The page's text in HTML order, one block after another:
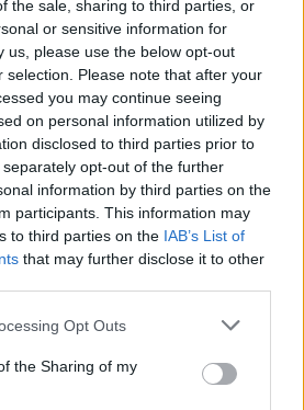
the sale, sharing to third parties, or
or sensitive information for
us, please use the below opt-out
selection. Please note that after your
you may continue seeing
on personal information utilized by
disclosed to third parties prior to
opt-out of the further
information by third parties on the
participants. This information may
to third parties on the IAB’s List of
that may further disclose it to other
Opt Outs
the Sharing of my
de sus vidas: el
de Houston del Andorra
Genuine inicia su
en el Mundial de
Comú de Encamp desea suerte al
Genuine antes del Mundial